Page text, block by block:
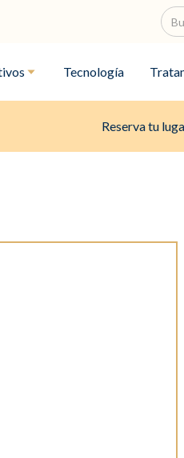
Tecnología
Reserva tu